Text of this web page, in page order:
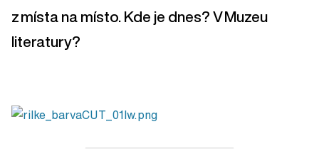
z místa na místo. Kde je dnes? V Muzeu
literatury?